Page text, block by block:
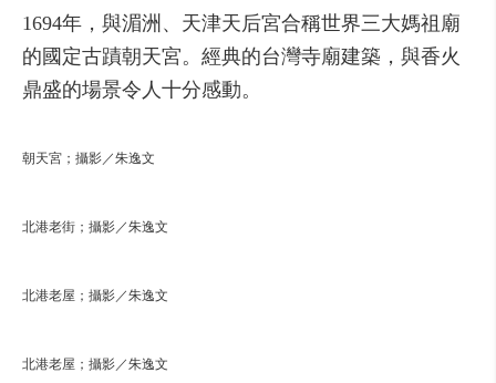
1694年，與湄洲、天津天后宮合稱世界三大媽祖廟
的國定古蹟朝天宮。經典的台灣寺廟建築，與香火
鼎盛的場景令人十分感動。
朝天宮；攝影／朱逸文
北港老街；攝影／朱逸文
北港老屋；攝影／朱逸文
北港老屋；攝影／朱逸文